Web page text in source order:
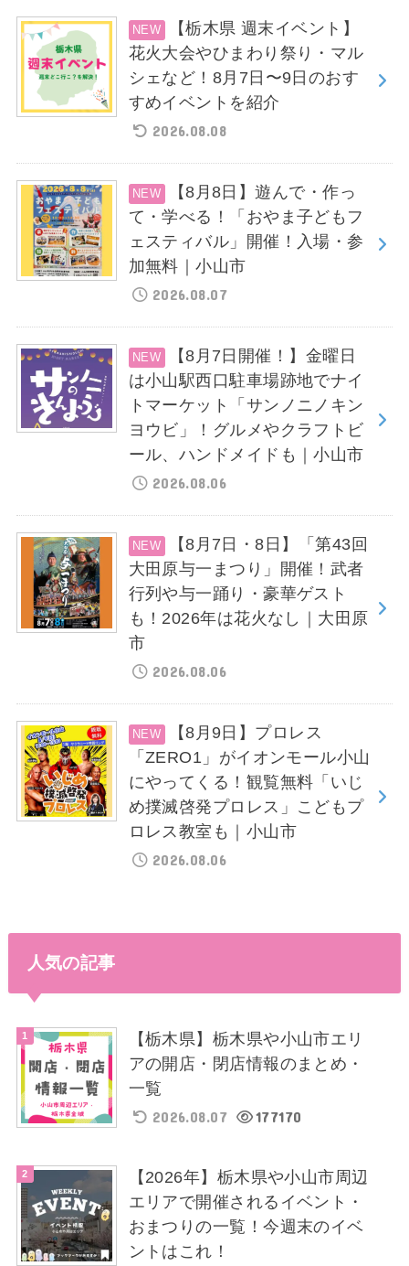
【栃木県 週末イベント】
花火大会やひまわり祭り・マル
シェなど！8月7日〜9日のおす
すめイベントを紹介
2026.08.08
【8月8日】遊んで・作っ
て・学べる！「おやま子どもフ
ェスティバル」開催！入場・参
加無料｜小山市
2026.08.07
【8月7日開催！】金曜日
は小山駅西口駐車場跡地でナイ
トマーケット「サンノニノキン
ヨウビ」！グルメやクラフトビ
ール、ハンドメイドも｜小山市
2026.08.06
【8月7日・8日】「第43回
大田原与一まつり」開催！武者
行列や与一踊り・豪華ゲスト
も！2026年は花火なし｜大田原
市
2026.08.06
【8月9日】プロレス
「ZERO1」がイオンモール小山
にやってくる！観覧無料「いじ
め撲滅啓発プロレス」こどもプ
ロレス教室も｜小山市
2026.08.06
人気の記事
【栃木県】栃木県や小山市エリ
アの開店・閉店情報のまとめ・
一覧
2026.08.07 177170
【2026年】栃木県や小山市周辺
エリアで開催されるイベント・
おまつりの一覧！今週末のイベ
ントはこれ！